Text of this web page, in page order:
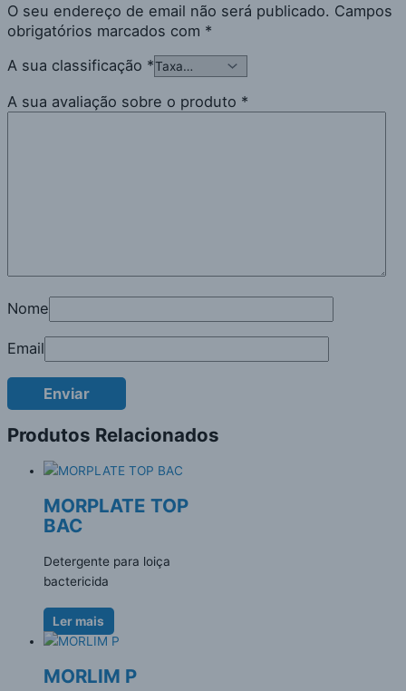
O seu endereço de email não será publicado. Campos
obrigatórios marcados com *
A sua classificação *
A sua avaliação sobre o produto *
Nome
Email
Produtos Relacionados
MORPLATE TOP
BAC
Detergente para loiça
bactericida
Ler mais
MORLIM P